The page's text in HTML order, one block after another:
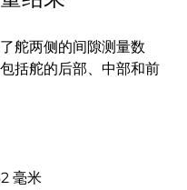
舵两侧的间隙测量数
括舵的后部、中部和前
毫米